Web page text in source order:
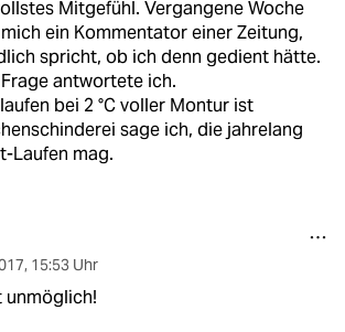
Mitgefühl. Vergangene Woche
ein Kommentator einer Zeitung,
spricht, ob ich denn gedient hätte.
antwortete ich.
bei 2 °C voller Montur ist
sage ich, die jahrelang
Laufen mag.
, 15:53 Uhr
unmöglich!